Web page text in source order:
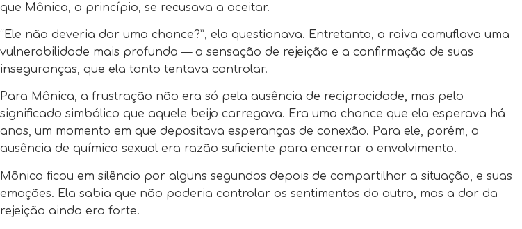
que Mônica, a princípio, se recusava a aceitar.
“Ele não deveria dar uma chance?”, ela questionava. Entretanto, a raiva camuflava uma
vulnerabilidade mais profunda — a sensação de rejeição e a confirmação de suas
inseguranças, que ela tanto tentava controlar.
Para Mônica, a frustração não era só pela ausência de reciprocidade, mas pelo
significado simbólico que aquele beijo carregava. Era uma chance que ela esperava há
anos, um momento em que depositava esperanças de conexão. Para ele, porém, a
ausência de química sexual era razão suficiente para encerrar o envolvimento.
Mônica ficou em silêncio por alguns segundos depois de compartilhar a situação, e suas
emoções. Ela sabia que não poderia controlar os sentimentos do outro, mas a dor da
rejeição ainda era forte.